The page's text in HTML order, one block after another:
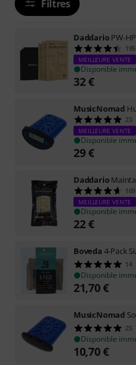
Filtres
DaddarioPW-
195
MEILLEURE VENTE
Disponible
32€
MusicNomad
23
MEILLEURE VENTE
Disponible
29€
Daddario
169
MEILLEURE VENTE
Disponible
22€
Boveda 4-Pack
14
Disponible
21,70€
MusicNomad
25
Disponible
10,70€